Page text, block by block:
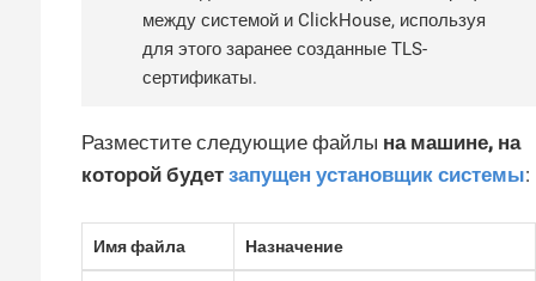
между системой и ClickHouse, используя
для этого заранее созданные TLS-
сертификаты.
Разместите следующие файлы на машине, на
которой будет запущен установщик системы:
Имя файла Назначение